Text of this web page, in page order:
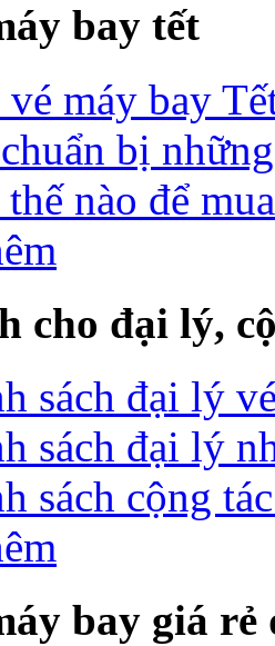
bay tết
máy bay
bị
nào để
cho đại lý,
sách đại lý
sách đại lý
sách cộng
bay giá rẻ